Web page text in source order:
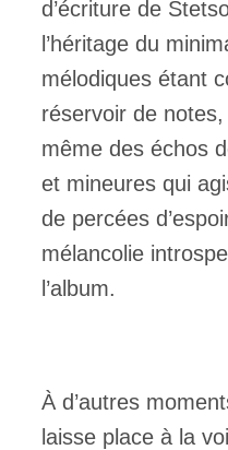
d’écriture de
l’héritage du
mélodiques étant
réservoir de
même des échos
et mineures qui
de percées
mélancolie
l’album.
À d’autres
laisse place à la